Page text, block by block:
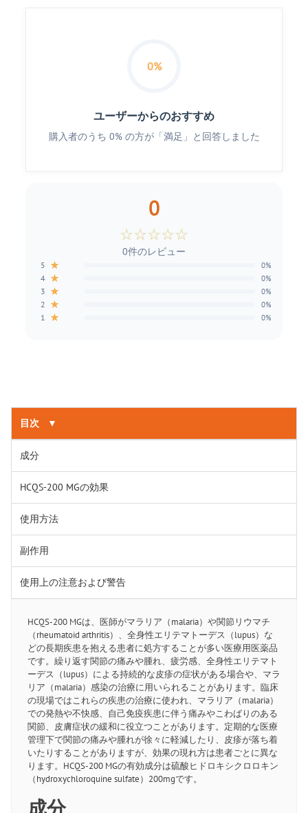
0%
ユーザーからのおすすめ
購入者のうち 0% の方が「満足」と回答しました
0
☆☆☆☆☆
0件のレビュー
5 ★ 0%
4 ★ 0%
3 ★ 0%
2 ★ 0%
1 ★ 0%
目次 ▼
成分
HCQS-200 MGの効果
使用方法
副作用
使用上の注意および警告
HCQS-200 MGは、医師がマラリア（malaria）や関節リウマチ
（rheumatoid arthritis）、全身性エリテマトーデス（lupus）な
どの長期疾患を抱える患者に処方することが多い医療用医薬品
です。繰り返す関節の痛みや腫れ、疲労感、全身性エリテマト
ーデス（lupus）による持続的な皮疹の症状がある場合や、マラ
リア（malaria）感染の治療に用いられることがあります。臨床
の現場ではこれらの疾患の治療に使われ、マラリア（malaria）
での発熱や不快感、自己免疫疾患に伴う痛みやこわばりのある
関節、皮膚症状の緩和に役立つことがあります。定期的な医療
管理下で関節の痛みや腫れが徐々に軽減したり、皮疹が落ち着
いたりすることがありますが、効果の現れ方は患者ごとに異な
ります。HCQS-200 MGの有効成分は硫酸ヒドロキシクロロキン
（hydroxychloroquine sulfate）200mgです。